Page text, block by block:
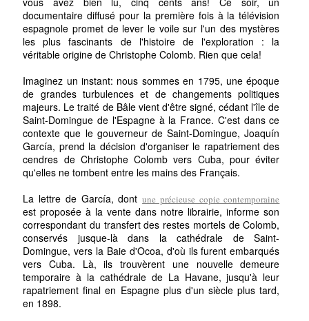
documentaire diffusé pour la première fois à la télévision
espagnole promet de lever le voile sur l'un des mystères
les plus fascinants de l'histoire de l'exploration : la
véritable origine de Christophe Colomb. Rien que cela!
Imaginez un instant: nous sommes en 1795, une époque
de grandes turbulences et de changements politiques
majeurs. Le traité de Bâle vient d'être signé, cédant l'île de
Saint-Domingue de l'Espagne à la France. C'est dans ce
contexte que le gouverneur de Saint-Domingue, Joaquín
García, prend la décision d'organiser le rapatriement des
cendres de Christophe Colomb vers Cuba, pour éviter
qu'elles ne tombent entre les mains des Français.
La lettre de García, dontune précieuse copie contemporaine
est proposée à la vente dans notre librairie, informe son
correspondant du transfert des restes mortels de Colomb,
conservés jusque-là dans la cathédrale de Saint-
Domingue, vers la Baie d'Ocoa, d'où ils furent embarqués
vers Cuba. Là, ils trouvèrent une nouvelle demeure
temporaire à la cathédrale de La Havane, jusqu'à leur
rapatriement final en Espagne plus d'un siècle plus tard,
en 1898.